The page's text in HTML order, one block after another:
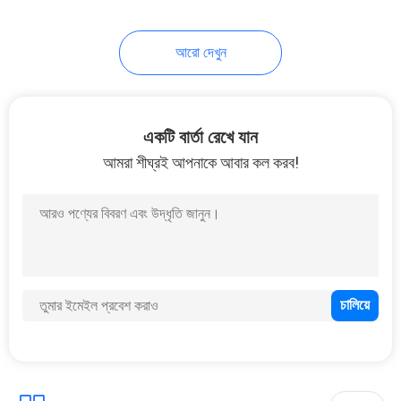
RTP পাইপ মেকিং মেশিন
আরো দেখুন
একটি বার্তা রেখে যান
আমরা শীঘ্রই আপনাকে আবার কল করব!